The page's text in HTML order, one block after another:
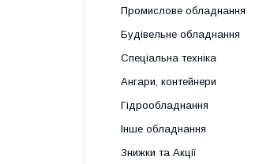
Промислове обладнання
Будівельне обладнання
Спеціальна техніка
Ангари, контейнери
Гідрообладнання
Інше обладнання
Знижки та Акції